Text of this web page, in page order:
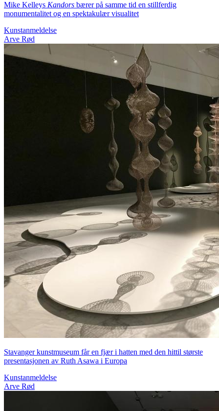
Mike Kelleys Kandors bærer på samme tid en stillferdig
monumentalitet og en spektakulær visualitet
Kunstanmeldelse
Arve Rød
Stavanger kunstmuseum får en fjær i hatten med den hittil største
presentasjonen av Ruth Asawa i Europa
Kunstanmeldelse
Arve Rød